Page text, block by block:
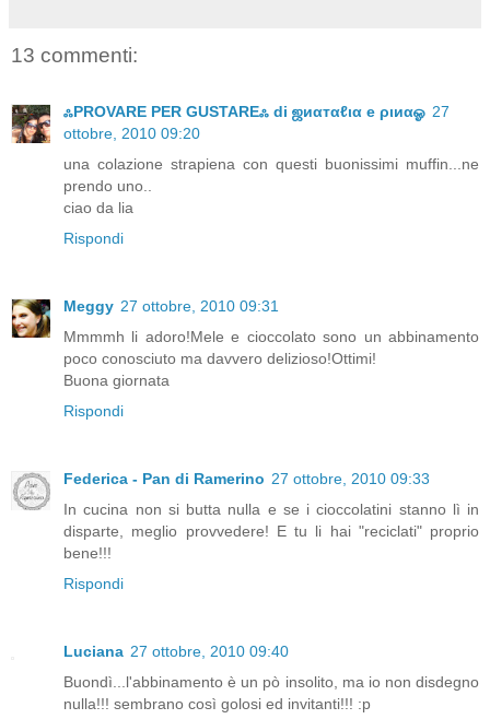
13 commenti:
ஃPROVARE PER GUSTAREஃ di ஜиαтαℓια e ριиαஓ 27
ottobre, 2010 09:20
una colazione strapiena con questi buonissimi muffin...ne
prendo uno..
ciao da lia
Rispondi
Meggy 27 ottobre, 2010 09:31
Mmmmh li adoro!Mele e cioccolato sono un abbinamento
poco conosciuto ma davvero delizioso!Ottimi!
Buona giornata
Rispondi
Federica - Pan di Ramerino 27 ottobre, 2010 09:33
In cucina non si butta nulla e se i cioccolatini stanno lì in
disparte, meglio provvedere! E tu li hai "reciclati" proprio
bene!!!
Rispondi
Luciana 27 ottobre, 2010 09:40
Buondì...l'abbinamento è un pò insolito, ma io non disdegno
nulla!!! sembrano così golosi ed invitanti!!! :p